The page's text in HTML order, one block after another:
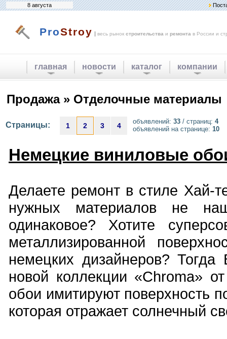
8 августа
ProStroy | весь рынок строительства и ремонта в России и
главная новости каталог компании
Продажа » Отделочные материалы
Страницы: 1 2 3 4
объявлений: 33 / страниц: 4
объявлений на странице: 10
Немецкие виниловые
Делаете ремонт в стиле Хай-
нужных материалов не
одинаковое? Хотите
металлизированной
немецких дизайнеров?
новой коллекции «Chroma»
обои имитируют поверхность
которая отражает солнечный